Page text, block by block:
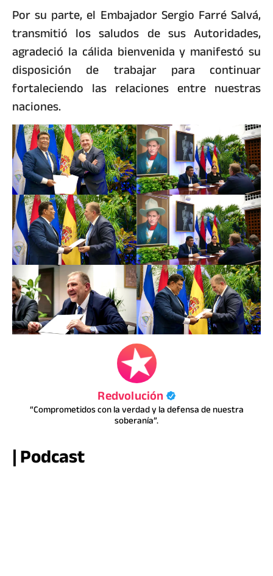
Por su parte, el Embajador Sergio Farré Salvá,
transmitió los saludos de sus Autoridades,
agradeció la cálida bienvenida y manifestó su
disposición de trabajar para continuar
fortaleciendo las relaciones entre nuestras
naciones.
Redvolución
“Comprometidos con la verdad y la defensa de nuestra
soberanía”.
| Podcast